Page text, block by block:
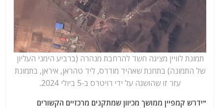
תמונת לוויין מציגה חשד להרחבת מנהרה (ברביע הימני העליון
של התמונה) בתחנת שאהיד מודרס, ליד טהראן, איראן, בתמונת
עזר זו שהושגה על ידי רויטרס ב-5 ביולי 2024.
"ידרש קמפיין ממושך מכיוון שמתקנים מרכזיים הקשורים